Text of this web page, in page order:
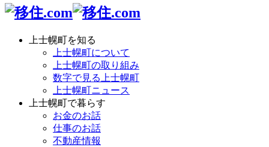
上士幌町を知る
上士幌町について
上士幌町の取り組み
数字で見る上士幌町
上士幌町ニュース
上士幌町で暮らす
お金のお話
仕事のお話
不動産情報